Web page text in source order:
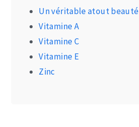
Un véritable atout beauté
Vitamine A
Vitamine C
Vitamine E
Zinc